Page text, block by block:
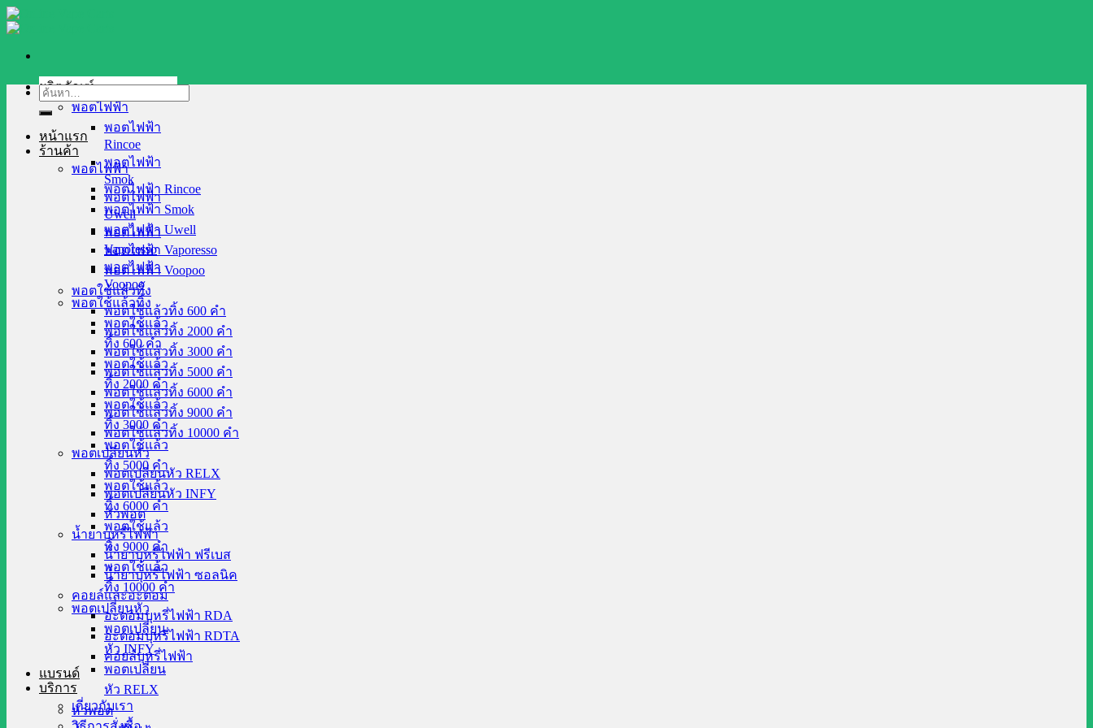
Skip
to
ผลิตภัณฑ์
พอตไฟฟ้า
พอตไฟฟ้า
Rincoe
พอตไฟฟ้า
Smok
พอตไฟฟ้า
Uwell
พอตไฟฟ้า
Vaporesso
พอตไฟฟ้า
Voopoo
พอตใช้แล้วทิ้ง
พอตใช้แล้ว
ทิ้ง 600 คำ
พอตใช้แล้ว
ทิ้ง 2000 คำ
พอตใช้แล้ว
ทิ้ง 3000 คำ
พอตใช้แล้ว
ทิ้ง 5000 คำ
พอตใช้แล้ว
ทิ้ง 6000 คำ
พอตใช้แล้ว
ทิ้ง 9000 คำ
พอตใช้แล้ว
ทิ้ง 10000 คำ
พอตเปลี่ยนหัว
พอตเปลี่ยน
หัว INFY
พอตเปลี่ยน
หัว RELX
หัวพอต
ค้นหา:
หน้าแรก
ร้านค้า
พอตไฟฟ้า
พอตไฟฟ้า Rincoe
พอตไฟฟ้า Smok
พอตไฟฟ้า Uwell
พอตไฟฟ้า Vaporesso
พอตไฟฟ้า Voopoo
พอตใช้แล้วทิ้ง
พอตใช้แล้วทิ้ง 600 คำ
พอตใช้แล้วทิ้ง 2000 คำ
พอตใช้แล้วทิ้ง 3000 คำ
พอตใช้แล้วทิ้ง 5000 คำ
พอตใช้แล้วทิ้ง 6000 คำ
พอตใช้แล้วทิ้ง 9000 คำ
พอตใช้แล้วทิ้ง 10000 คำ
พอตเปลี่ยนหัว
พอตเปลี่ยนหัว RELX
พอตเปลี่ยนหัว INFY
หัวพอต
น้ำยาบุหรี่ไฟฟ้า
น้ำยาบุหรี่ไฟฟ้า ฟรีเบส
น้ำยาบุหรี่ไฟฟ้า ซอลนิค
คอยล์และอะตอม
อะตอมบุหรี่ไฟฟ้า RDA
อะตอมบุหรี่ไฟฟ้า RDTA
คอยล์บุหรี่ไฟฟ้า
แบรนด์
บริการ
เกี่ยวกับเรา